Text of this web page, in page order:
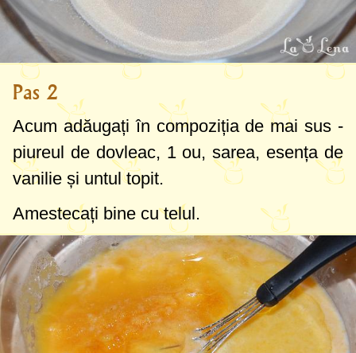
Pas 2
Acum adăugați în compoziția de mai sus -
piureul de dovleac, 1 ou, sarea, esența de
vanilie și untul topit.
Amestecați bine cu telul.